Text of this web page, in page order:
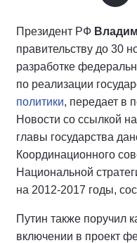
Президент РФ
правительству до 30
разработке
по реализации
политики, передает в
Новости со ссылкой
главы государства
Координационного
Национальной
на 2012-2017 годы,
Путин также поручил
включении в проект